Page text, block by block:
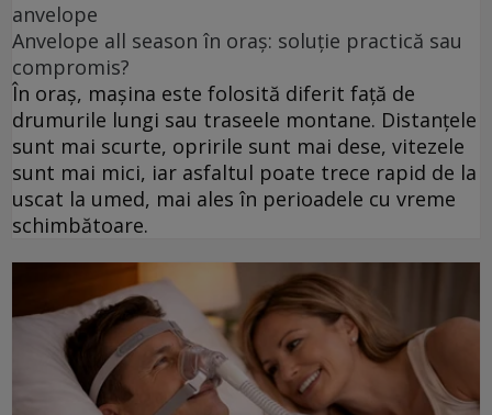
anvelope
Anvelope all season în oraș: soluție practică sau
compromis?
În oraș, mașina este folosită diferit față de
drumurile lungi sau traseele montane. Distanțele
sunt mai scurte, opririle sunt mai dese, vitezele
sunt mai mici, iar asfaltul poate trece rapid de la
uscat la umed, mai ales în perioadele cu vreme
schimbătoare.